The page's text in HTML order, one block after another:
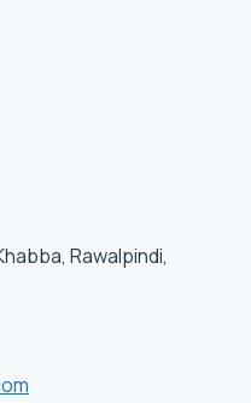
Rawalpindi,